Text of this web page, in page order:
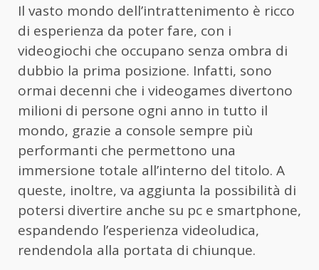
Il vasto mondo dell’intrattenimento è ricco
di esperienza da poter fare, con i
videogiochi che occupano senza ombra di
dubbio la prima posizione. Infatti, sono
ormai decenni che i videogames divertono
milioni di persone ogni anno in tutto il
mondo, grazie a console sempre più
performanti che permettono una
immersione totale all’interno del titolo. A
queste, inoltre, va aggiunta la possibilità di
potersi divertire anche su pc e smartphone,
espandendo l’esperienza videoludica,
rendendola alla portata di chiunque.